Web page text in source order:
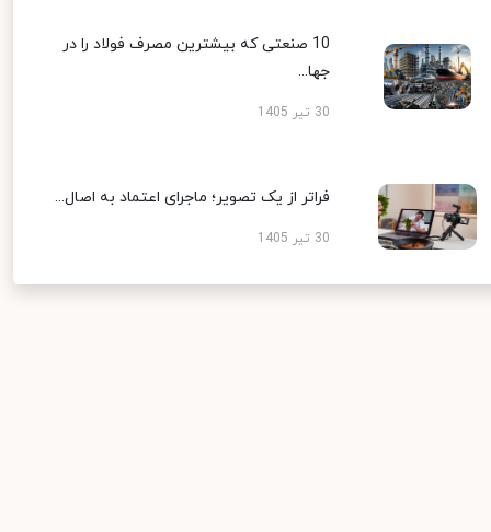
10 صنعتی که بیشترین مصرف فولاد را در
جها...
30 تیر 1405
فراتر از یک تصویر؛ ماجرای اعتماد به اصال...
30 تیر 1405